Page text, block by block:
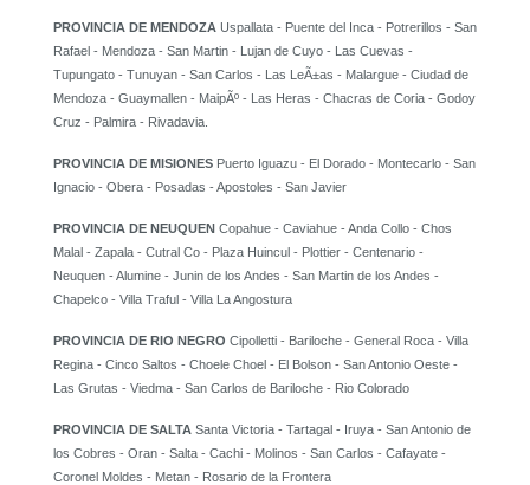
PROVINCIA DE MENDOZA Uspallata - Puente del Inca - Potrerillos - San
Rafael - Mendoza - San Martin - Lujan de Cuyo - Las Cuevas -
Tupungato - Tunuyan - San Carlos - Las LeÃ±as - Malargue - Ciudad de
Mendoza - Guaymallen - MaipÃº - Las Heras - Chacras de Coria - Godoy
Cruz - Palmira - Rivadavia.
PROVINCIA DE MISIONES Puerto Iguazu - El Dorado - Montecarlo - San
Ignacio - Obera - Posadas - Apostoles - San Javier
PROVINCIA DE NEUQUEN Copahue - Caviahue - Anda Collo - Chos
Malal - Zapala - Cutral Co - Plaza Huincul - Plottier - Centenario -
Neuquen - Alumine - Junin de los Andes - San Martin de los Andes -
Chapelco - Villa Traful - Villa La Angostura
PROVINCIA DE RIO NEGRO Cipolletti - Bariloche - General Roca - Villa
Regina - Cinco Saltos - Choele Choel - El Bolson - San Antonio Oeste -
Las Grutas - Viedma - San Carlos de Bariloche - Rio Colorado
PROVINCIA DE SALTA Santa Victoria - Tartagal - Iruya - San Antonio de
los Cobres - Oran - Salta - Cachi - Molinos - San Carlos - Cafayate -
Coronel Moldes - Metan - Rosario de la Frontera